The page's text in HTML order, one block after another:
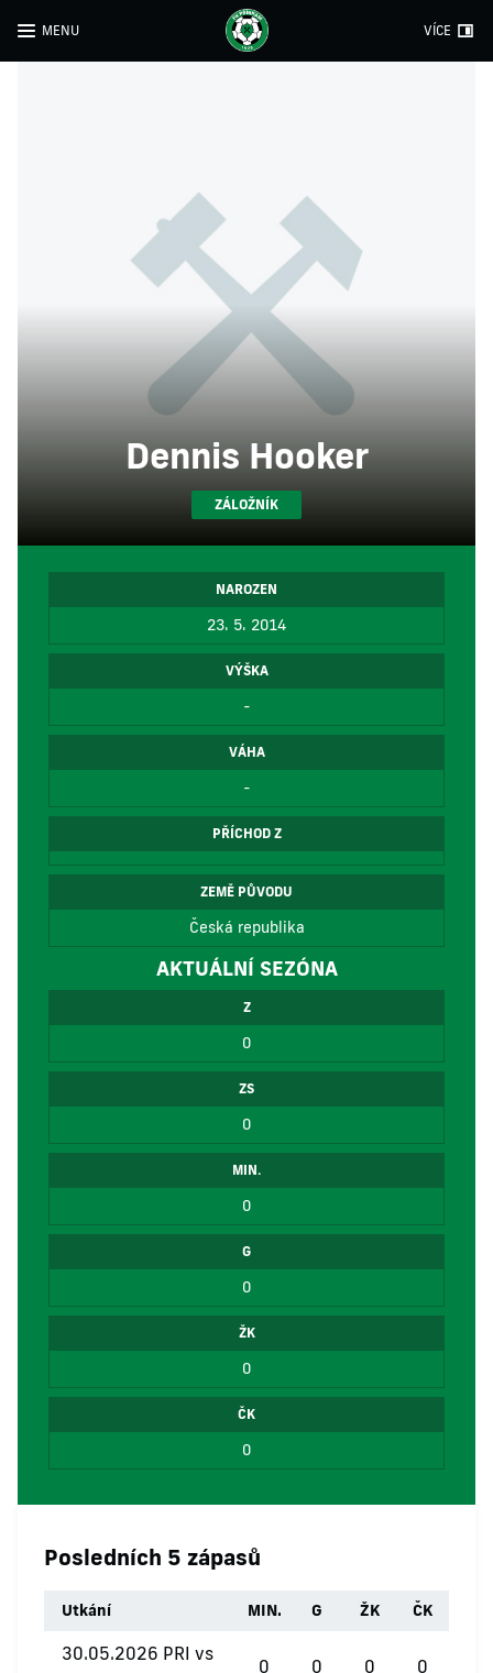
MENU VÍCE
Dennis Hooker
ZÁLOŽNÍK
NAROZEN
23. 5. 2014
VÝŠKA
-
VÁHA
-
PŘÍCHOD Z
ZEMĚ PŮVODU
Česká republika
AKTUÁLNÍ SEZÓNA
Z
0
ZS
0
MIN.
0
G
0
ŽK
0
ČK
0
Posledních 5 zápasů
Utkání MIN. G ŽK ČK
30.05.2026 PRI vs
0 0 0 0